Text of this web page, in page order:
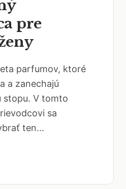
pre
parfumov, ktoré
a zanechajú
stopu. V tomto
sa
ten...